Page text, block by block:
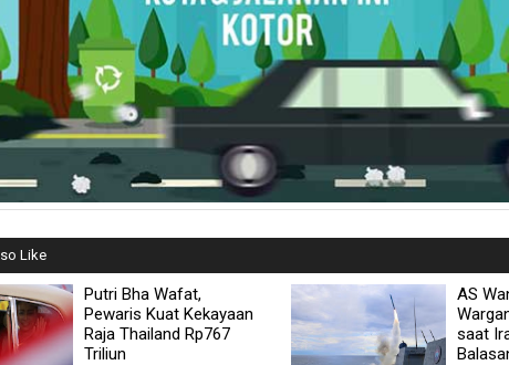
Like
Putri Bha Wafat,
Pewaris Kuat Kekayaan
Raja Thailand Rp767
Triliun
AS
saat